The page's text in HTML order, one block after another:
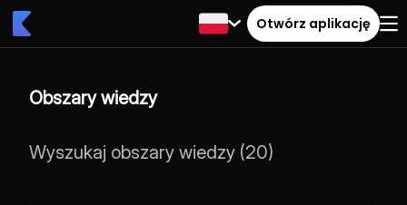
Otwórz aplikację
Obszary wiedzy
Wyszukaj obszary wiedzy(20)